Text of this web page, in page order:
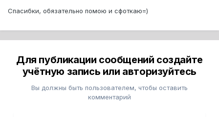
Спасибки, обязательно помою и сфоткаю=)
Для публикации сообщений создайте
учётную запись или авторизуйтесь
Вы должны быть пользователем, чтобы оставить
комментарий